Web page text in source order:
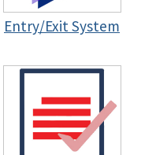
Entry/Exit System